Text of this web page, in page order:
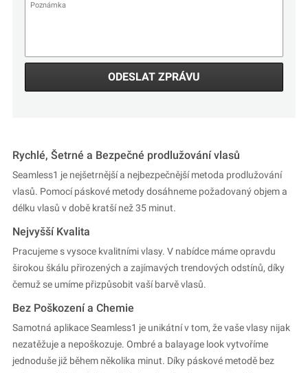
ODESLAT ZPRÁVU
Rychlé, Šetrné a Bezpečné prodlužování vlasů
Seamless1 je nejšetrnější a nejbezpečnější metoda prodlužování
vlasů. Pomocí páskové metody dosáhneme požadovaný objem a
délku vlasů v době kratší než 35 minut.
Nejvyšší Kvalita
Pracujeme s vysoce kvalitními vlasy. V nabídce máme opravdu
širokou škálu přirozených a zajímavých trendových odstínů, díky
čemuž se umíme přizpůsobit vaší barvě vlasů.
Bez Poškození a Chemie
Samotná aplikace Seamless1 je unikátní v tom, že vaše vlasy nijak
nezatěžuje a nepoškozuje. Ombré a balayage look vytvoříme
jednoduše již během několika minut. Díky páskové metodě bez